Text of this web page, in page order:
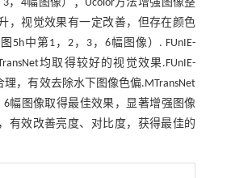
3，4幅图像）；Ucolor方法增强图像整
，视觉效果有一定改善，但存在颜色
图5h中第1，2，3，6幅图像）. FUnIE-
均取得较好的视觉效果.FUnIE-
理，有效去除水下图像色偏.MTransNet
6幅图像取得最佳效果，显著增强图像
有效改善亮度、对比度，获得最佳的